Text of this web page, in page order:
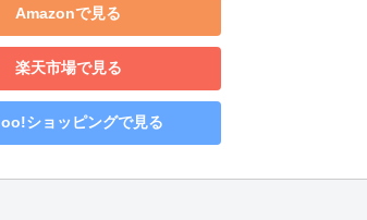
Amazonで見る
楽天市場で見る
ショッピングで見る